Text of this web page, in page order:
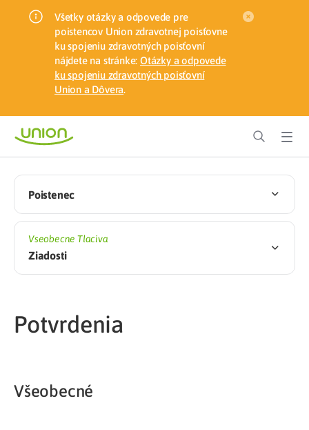
Všetky otázky a odpovede pre
poistencov Union zdravotnej poisťovne
ku spojeniu zdravotných poisťovní
nájdete na stránke: Otázky a odpovede
ku spojeniu zdravotných poisťovní
Union a Dôvera.
Poistenec
Vseobecne Tlaciva
Ziadosti
Potvrdenia
Všeobecné